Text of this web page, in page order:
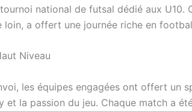
national de futsal dédié aux U10.
loin, a offert une journée riche en
Niveau
les équipes engagées ont offert un
et la passion du jeu. Chaque match a